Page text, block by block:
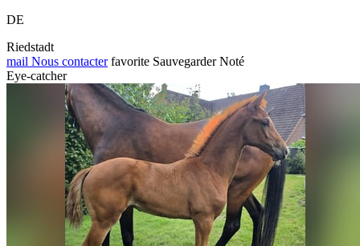
DE
Riedstadt
mail Nous contacter favorite Sauvegarder Noté
Eye-catcher